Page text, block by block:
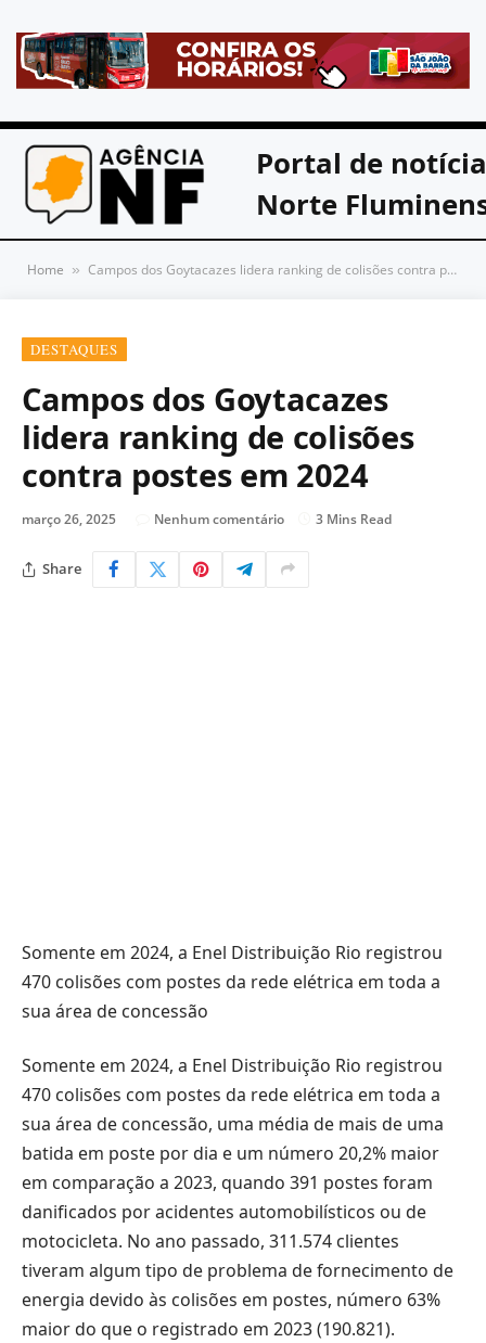
Portal de
Norte
Home » Campos dos Goytacazes lidera ranking de colisões contra postes em 2024
DESTAQUES
Campos dos Goytacazes
lidera ranking de colisões
contra postes em 2024
março 26, 2025 Nenhum comentário 3 Mins Read
Share
Somente em 2024, a Enel Distribuição Rio registrou
470 colisões com postes da rede elétrica em toda a
sua área de concessão
Somente em 2024, a Enel Distribuição Rio registrou
470 colisões com postes da rede elétrica em toda a
sua área de concessão, uma média de mais de uma
batida em poste por dia e um número 20,2% maior
em comparação a 2023, quando 391 postes foram
danificados por acidentes automobilísticos ou de
motocicleta. No ano passado, 311.574 clientes
tiveram algum tipo de problema de fornecimento de
energia devido às colisões em postes, número 63%
maior do que o registrado em 2023 (190.821).